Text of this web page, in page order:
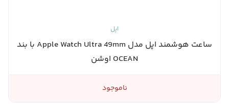
اپل
ساعت هوشمند اپل مدل Apple Watch Ultra 49mm با بند
OCEAN اوشن
ناموجود